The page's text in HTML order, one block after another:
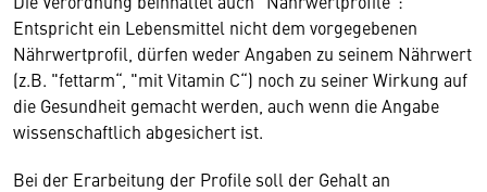
Entspricht ein Lebensmittel nicht dem vorgegebenen
Nährwertprofil, dürfen weder Angaben zu seinem Nährwert
(z.B. "fettarm“, "mit Vitamin C“) noch zu seiner Wirkung auf
die Gesundheit gemacht werden, auch wenn die Angabe
wissenschaftlich abgesichert ist.
Bei der Erarbeitung der Profile soll der Gehalt an